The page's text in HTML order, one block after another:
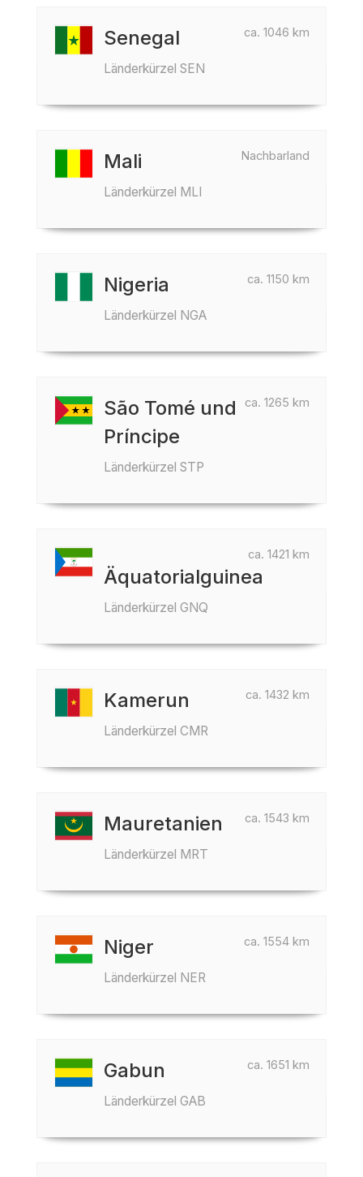
ca. 1046 km
Senegal
Länderkürzel SEN
Nachbarland
Mali
Länderkürzel MLI
ca. 1150 km
Nigeria
Länderkürzel NGA
ca. 1265 km
São Tomé und
Príncipe
Länderkürzel STP
ca. 1421 km
Äquatorialguinea
Länderkürzel GNQ
ca. 1432 km
Kamerun
Länderkürzel CMR
ca. 1543 km
Mauretanien
Länderkürzel MRT
ca. 1554 km
Niger
Länderkürzel NER
ca. 1651 km
Gabun
Länderkürzel GAB